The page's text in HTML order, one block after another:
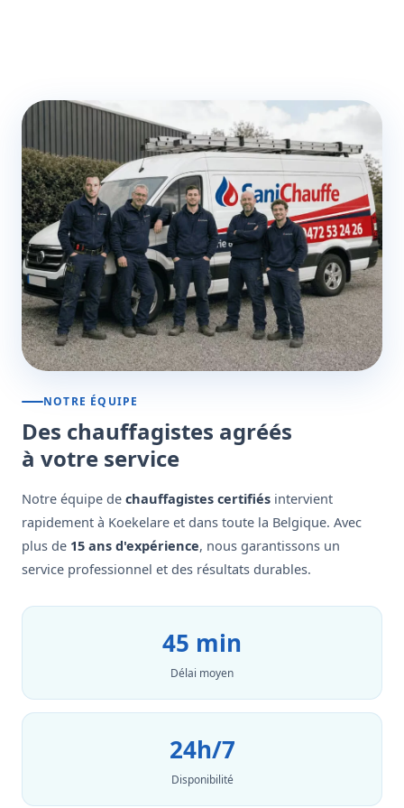
NOTRE ÉQUIPE
Des chauffagistes agréés
à votre service
Notre équipe de chauffagistes certifiés intervient
rapidement à Koekelare et dans toute la Belgique. Avec
plus de 15 ans d'expérience, nous garantissons un
service professionnel et des résultats durables.
45 min
Délai moyen
24h/7
Disponibilité